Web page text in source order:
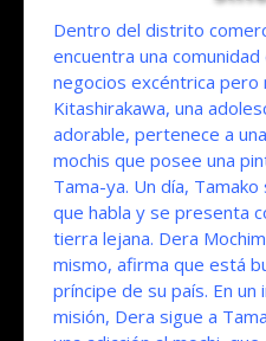
Dentro del distrito
encuentra una
negocios excéntrica pero
Kitashirakawa, una
adorable, pertenece a
mochis que posee una
Tama-ya. Un día,
que habla y se presenta
tierra lejana. Dera
mismo, afirma que está
príncipe de su país. En
misión, Dera sigue a